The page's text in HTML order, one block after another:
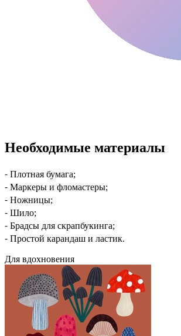
Необходимые материалы
⁃ Плотная бумага;
⁃ Маркеры и фломастеры;
⁃ Ножницы;
⁃ Шило;
⁃ Брадсы для скрапбукинга;
⁃ Простой карандаш и ластик.
Для вдохновения